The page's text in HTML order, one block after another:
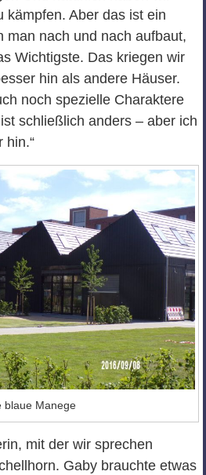
kämpfen. Aber das ist ein
man nach und nach aufbaut,
Wichtigste. Das kriegen wir
hin als andere Häuser.
noch spezielle Charaktere
schließlich anders – aber ich
hin.“
blaue Manege
mit der wir sprechen
Gaby brauchte etwas